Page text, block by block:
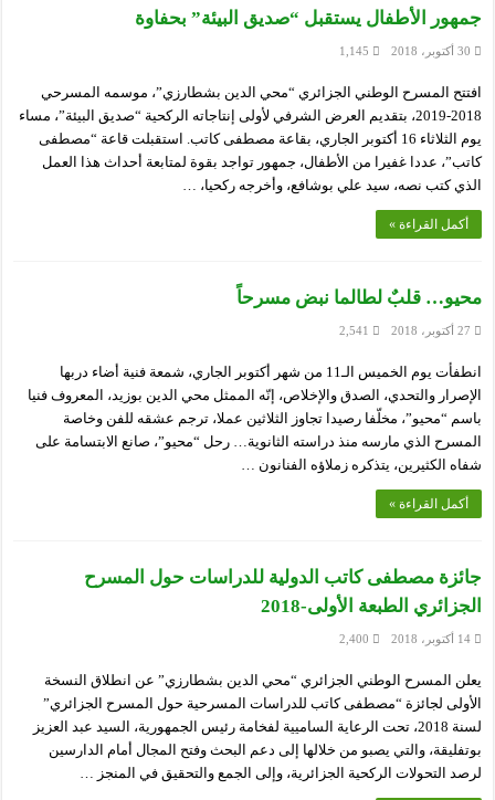
جمهور الأطفال يستقبل “صديق البيئة” بحفاوة
30 أكتوبر، 2018 1,145
افتتح المسرح الوطني الجزائري “محي الدين بشطارزي”، موسمه المسرحي
2018-2019، بتقديم العرض الشرفي لأولى إنتاجاته الركحية “صديق البيئة”، مساء
يوم الثلاثاء 16 أكتوبر الجاري، بقاعة مصطفى كاتب. استقبلت قاعة “مصطفى
كاتب”، عددا غفيرا من الأطفال، جمهور تواجد بقوة لمتابعة أحداث هذا العمل
الذي كتب نصه، سيد علي بوشافع، وأخرجه ركحيا، …
أكمل القراءة »
محيو… قلبٌ لطالما نبض مسرحاً
27 أكتوبر، 2018 2,541
انطفأت يوم الخميس الـ11 من شهر أكتوبر الجاري، شمعة فنية أضاء دربها
الإصرار والتحدي، الصدق والإخلاص، إنّه الممثل محي الدين بوزيد، المعروف فنيا
باسم “محيو”، مخلّفا رصيدا تجاوز الثلاثين عملا، ترجم عشقه للفن وخاصة
المسرح الذي مارسه منذ دراسته الثانوية… رحل “محيو”، صانع الابتسامة على
شفاه الكثيرين، يتذكره زملاؤه الفنانون …
أكمل القراءة »
جائزة مصطفى كاتب الدولية للدراسات حول المسرح
الجزائري الطبعة الأولى-2018
14 أكتوبر، 2018 2,400
يعلن المسرح الوطني الجزائري “محي الدين بشطارزي” عن انطلاق النسخة
الأولى لجائزة “مصطفى كاتب للدراسات المسرحية حول المسرح الجزائري”
لسنة 2018، تحت الرعاية الساميية لفخامة رئيس الجمهورية، السيد عبد العزيز
بوتفليقة، والتي يصبو من خلالها إلى دعم البحث وفتح المجال أمام الدارسين
لرصد التحولات الركحية الجزائرية، وإلى الجمع والتحقيق في المنجز …